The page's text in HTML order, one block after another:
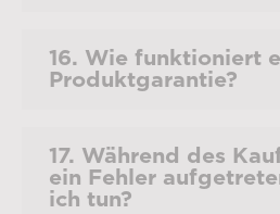
16. Wie funktioniert
Produktgarantie?
17. Während des
ein Fehler
ich tun?